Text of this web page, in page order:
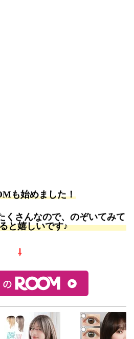
も始めました！
くさんなので、のぞいてみて
と嬉しいです♪
⇩